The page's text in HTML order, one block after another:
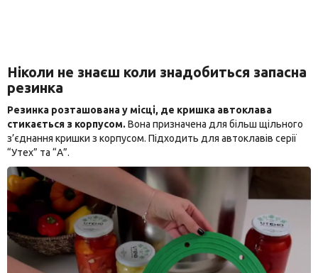
Ніколи не знаєш коли знадобиться запасна
резинка
Резинка розташована у місці, де кришка автоклава
стикається з корпусом. Вона призначена для більш щільного
з’єднання кришки з корпусом. Підходить для автоклавів серії
“Утех” та “А”.